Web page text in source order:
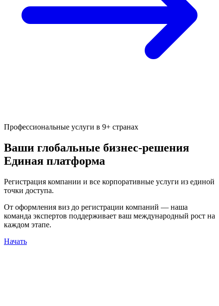
Профессиональные услуги в 9+ странах
Ваши глобальные бизнес-решения
Единая платформа
Регистрация компании и все корпоративные услуги из единой
точки доступа.
От оформления виз до регистрации компаний — наша
команда экспертов поддерживает ваш международный рост на
каждом этапе.
Начать